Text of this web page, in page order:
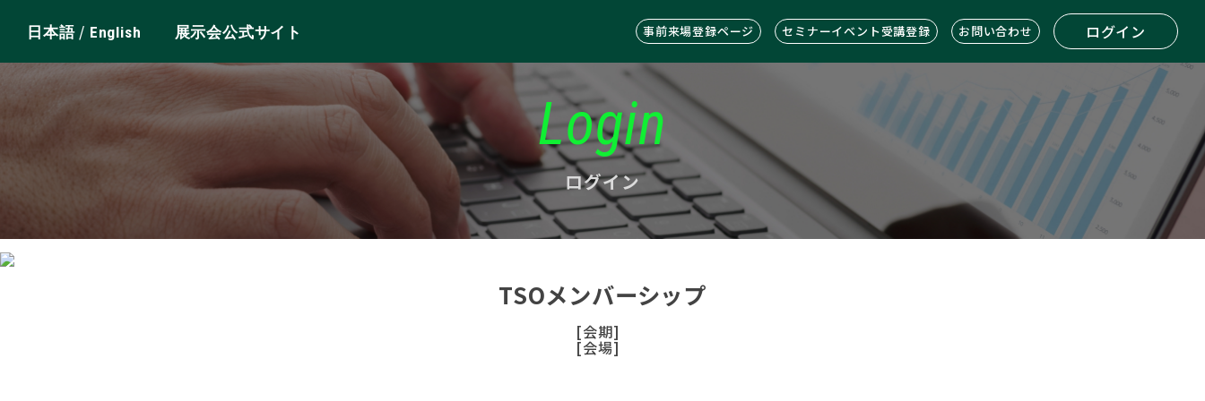
日本語/ English 展示会公式サイト 事前来場登録ページ セミナーイベント受講登録 お問い合わせ ログイン
Login
ログイン
TSOメンバーシップ
[会期]
[会場]